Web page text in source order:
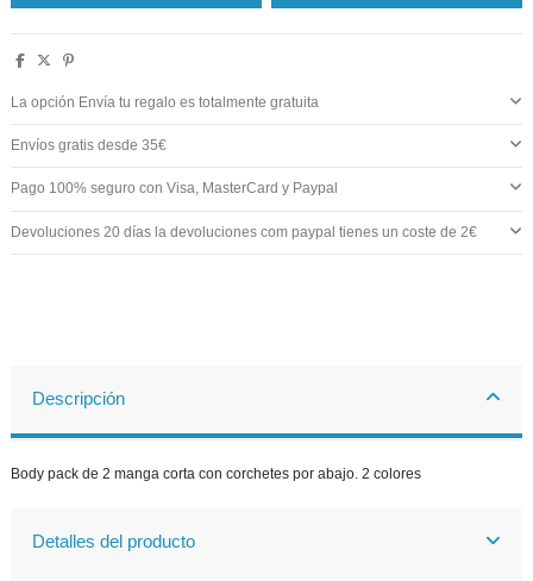
La opción Envía tu regalo es totalmente gratuita
Envíos gratis desde 35€
Pago 100% seguro con Visa, MasterCard y Paypal
Devoluciones 20 días la devoluciones com paypal tienes un coste de 2€
Descripción
Body pack de 2 manga corta con corchetes por abajo. 2 colores
Detalles del producto